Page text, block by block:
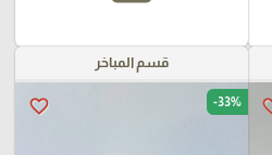
قسم المباخر
favorite_border -33%